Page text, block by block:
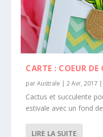
CARTE : COEUR DE
parAustrale |2 Avr, 2017
Cactus et succulente
estivale avec un fond
LIRE LA SUITE